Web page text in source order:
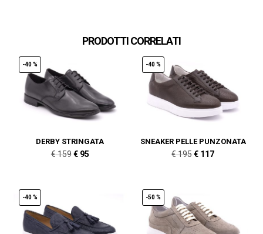
PRODOTTI CORRELATI
-40 %
DERBY STRINGATA
€159 Il
€ 159.
€95Il
€ 95.
-40 %
SNEAKER PELLE PUNZONATA
€195Il
€ 195.
€ 117Il
€ 117.
-40 % -50 %